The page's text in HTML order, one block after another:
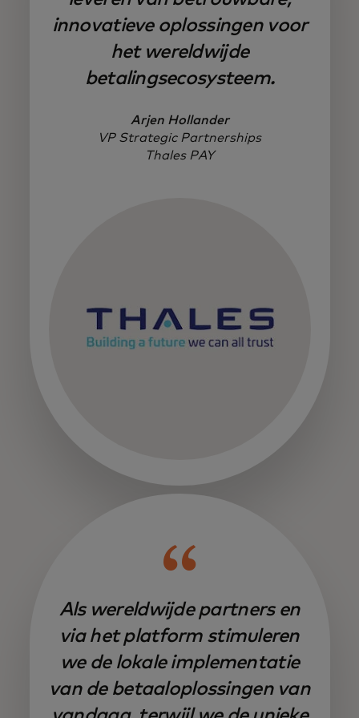
innovatieve oplossingen voor
het wereldwijde
betalingsecosysteem.
Arjen Hollander
VP Strategic Partnerships
Thales PAY
Als wereldwijde partners en
via het platform stimuleren
we de lokale implementatie
van de betaaloplossingen van